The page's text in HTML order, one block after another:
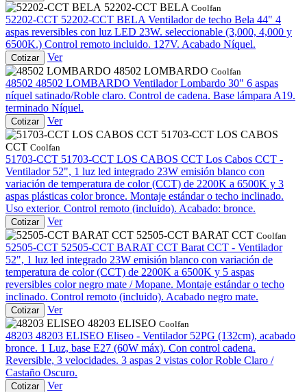
52202-CCT BELA Coolfan
52202-CCT 52202-CCT BELA Ventilador de techo Bela 44" 4
aspas reversibles con luz LED 23W. seleccionable (3,000, 4,000 y
6500K.) Control remoto incluido. 127V. Acabado Níquel.
Cotizar
Ver
48502 LOMBARDO Coolfan
48502 48502 LOMBARDO Ventilador Lombardo 30" 6 aspas
níquel satinado/Roble claro. Control de cadena. Base lámpara A19.
terminado Níquel.
Cotizar
Ver
51703-CCT LOS CABOS
CCT Coolfan
51703-CCT 51703-CCT LOS CABOS CCT Los Cabos CCT -
Ventilador 52", 1 luz led integrado 23W emisión blanco con
variación de temperatura de color (CCT) de 2200K a 6500K y 3
aspas plásticas color bronce. Montaje estándar o techo inclinado.
Uso exterior. Control remoto (incluido). Acabado: bronce.
Cotizar
Ver
52505-CCT BARAT CCT Coolfan
52505-CCT 52505-CCT BARAT CCT Barat CCT - Ventilador
52", 1 luz led integrado 23W emisión blanco con variación de
temperatura de color (CCT) de 2200K a 6500K y 5 aspas
reversibles color negro mate / Mopane. Montaje estándar o techo
inclinado. Control remoto (incluido). Acabado negro mate.
Cotizar
Ver
48203 ELISEO Coolfan
48203 48203 ELISEO Eliseo - Ventilador 52PG (132cm), acabado
bronce. 1 Luz, base E27 (60W máx). Con control cadena.
Reversible, 3 velocidades. 3 aspas 2 vistas color Roble Claro /
Castaño Oscuro.
Cotizar
Ver